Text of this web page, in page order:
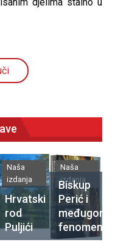
Naša
izdanja
Hrvatski
rod
Puljići
Naša
izdanja
Biskup
Perić i
međugorski
fenomen